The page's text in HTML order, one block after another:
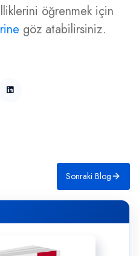
öğrenmek için
göz atabilirsiniz.
Sonraki Blog